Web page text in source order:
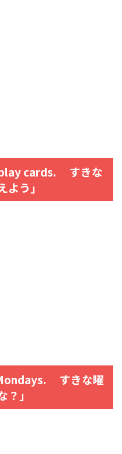
cards. すきな
よう」
すきな曜
？」